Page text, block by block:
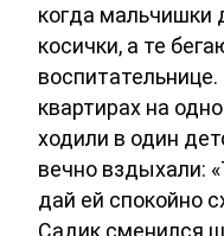
когда мальчишки
косички, а те
квартирах на
ходили в один
вечно вздыхали:
дай ей спокойно
Садик сменился